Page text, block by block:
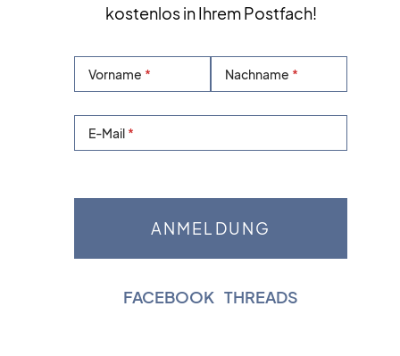
kostenlos in Ihrem Postfach!
Vorname Nachname
E-Mail
FACEBOOK THREADS